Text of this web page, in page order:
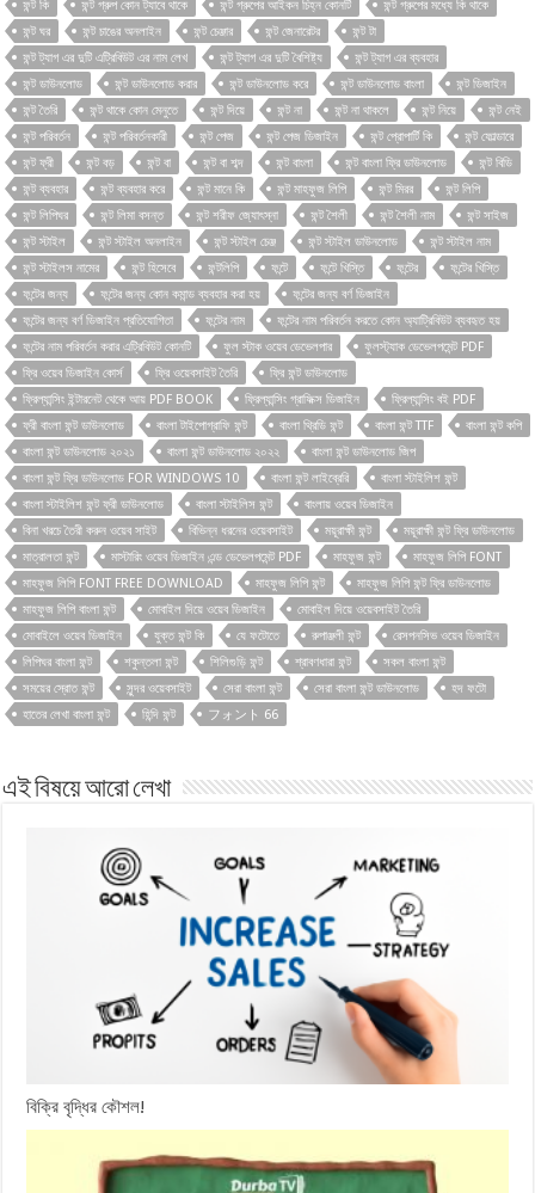
ফন্ট কি ফন্ট গ্রুপ কোন ট্যাবে থাকে ফন্ট গ্রুপের আইকন চিহ্ন কোনটি
ফন্ট গ্রুপের মধ্যে কি থাকে
ফন্ট ঘর
ফন্ট চাঙের অনলাইন ফন্ট চেঞ্জার ফন্ট জেনারেটর
ফন্ট টা
ফন্ট ট্যাগ এর দুটি এট্রিবিউট এর নাম লেখ
ফন্ট ট্যাগ এর দুটি বৈশিষ্ট্য
ফন্ট ট্যাগ এর ব্যবহার
ফন্ট ডাউনলোড
ফন্ট ডাউনলোড করার ফন্ট ডাউনলোড করে ফন্ট ডাউনলোড বাংলা
ফন্ট ডিজাইন
ফন্ট তৈরি
ফন্ট থাকে কোন মেনুতে ফন্ট দিয়ে ফন্ট না ফন্ট না থাকলে ফন্ট নিয়ে
ফন্ট নেই
ফন্ট পরিবর্তন
ফন্ট পরিবর্তনকারী ফন্ট পেজ ফন্ট পেজ ডিজাইন ফন্ট প্রোপার্টি কি
ফন্ট ফোল্ডারে
ফন্ট ফ্রী
ফন্ট বড় ফন্ট বা ফন্ট বা শব্দ ফন্ট বাংলা ফন্ট বাংলা ফ্রি ডাউনলোড
ফন্ট বিডি
ফন্ট ব্যবহার
ফন্ট ব্যবহার করে ফন্ট মানে কি ফন্ট মাহফুজ লিপি ফন্ট মিরর
ফন্ট লিপি
ফন্ট লিপিঘর
ফন্ট লিমা বসন্ত ফন্ট শরীফ জ্যোৎস্না ফন্ট শৈলী ফন্ট শৈলী নাম
ফন্ট সাইজ
ফন্ট স্টাইল
ফন্ট স্টাইল অনলাইন ফন্ট স্টাইল চেঞ্জ ফন্ট স্টাইল ডাউনলোড
ফন্ট স্টাইল নাম
ফন্ট স্টাইলস নামের
ফন্ট হিসেবে ফন্টলিপি ফন্টে ফন্টে খিস্তি ফন্টের
ফন্টের খিস্তি
ফন্টের জন্য
ফন্টের জন্য কোন কমান্ড ব্যবহার করা হয়
ফন্টের জন্য বর্ণ ডিজাইন
ফন্টের জন্য বর্ণ ডিজাইন প্রতিযোগিতা
ফন্টের নাম
ফন্টের নাম পরিবর্তন করতে কোন অ্যাট্রিবিউট ব্যবহৃত হয়
ফন্টের নাম পরিবর্তন করার এট্রিবিউট কোনটি
ফুল স্টাক ওয়েব ডেভেলপার
ফুলস্ট্যাক ডেভেলপমেন্ট PDF
ফ্রি ওয়েব ডিজাইন কোর্স
ফ্রি ওয়েবসাইট তৈরি
ফ্রি ফন্ট ডাউনলোড
ফ্রিল্যান্সিং ইন্টারনেট থেকে আয় PDF BOOK
ফ্রিল্যান্সিং গ্রাফিক্স ডিজাইন
ফ্রিল্যান্সিং বই PDF
ফ্রী বাংলা ফন্ট ডাউনলোড
বাংলা টাইপোগ্রাফি ফন্ট বাংলা থ্রিডি ফন্ট বাংলা ফন্ট TTF
বাংলা ফন্ট কপি
বাংলা ফন্ট ডাউনলোড ২০২১
বাংলা ফন্ট ডাউনলোড ২০২২
বাংলা ফন্ট ডাউনলোড জিপ
বাংলা ফন্ট ফ্রি ডাউনলোড FOR WINDOWS 10
বাংলা ফন্ট লাইব্রেরি
বাংলা স্টাইলিশ ফন্ট
বাংলা স্টাইলিশ ফন্ট ফ্রী ডাউনলোড
বাংলা স্টাইলিস ফন্ট
বাংলায় ওয়েব ডিজাইন
বিনা খরচে তৈরী করুন ওয়েব সাইট
বিভিন্ন ধরনের ওয়েবসাইট ময়ূরাক্ষী ফন্ট
ময়ূরাক্ষী ফন্ট ফ্রি ডাউনলোড
মাত্রালতা ফন্ট
মাস্টারিং ওয়েব ডিজাইন এন্ড ডেভেলপমেন্ট PDF মাহফুজ ফন্ট
মাহফুজ লিপি FONT
মাহফুজ লিপি FONT FREE DOWNLOAD
মাহফুজ লিপি ফন্ট
মাহফুজ লিপি ফন্ট ফ্রি ডাউনলোড
মাহফুজ লিপি বাংলা ফন্ট
মোবাইল দিয়ে ওয়েব ডিজাইন
মোবাইল দিয়ে ওয়েবসাইট তৈরি
মোবাইলে ওয়েব ডিজাইন
যুক্ত ফন্ট কি যে ফটোতে রুপাঞ্জলী ফন্ট
রেসপনসিভ ওয়েব ডিজাইন
লিপিঘর বাংলা ফন্ট
শকুন্তলা ফন্ট শিলিগুড়ি ফন্ট শ্রাবণধারা ফন্ট
সকল বাংলা ফন্ট
সময়ের স্রোত ফন্ট
সুন্দর ওয়েবসাইট সেরা বাংলা ফন্ট সেরা বাংলা ফন্ট ডাউনলোড
হদ ফটো
হাতের লেখা বাংলা ফন্ট
হিন্দি ফন্ট フォント 66
এই বিষয়ে আরো লেখা
বিক্রি বৃদ্ধির কৌশল!